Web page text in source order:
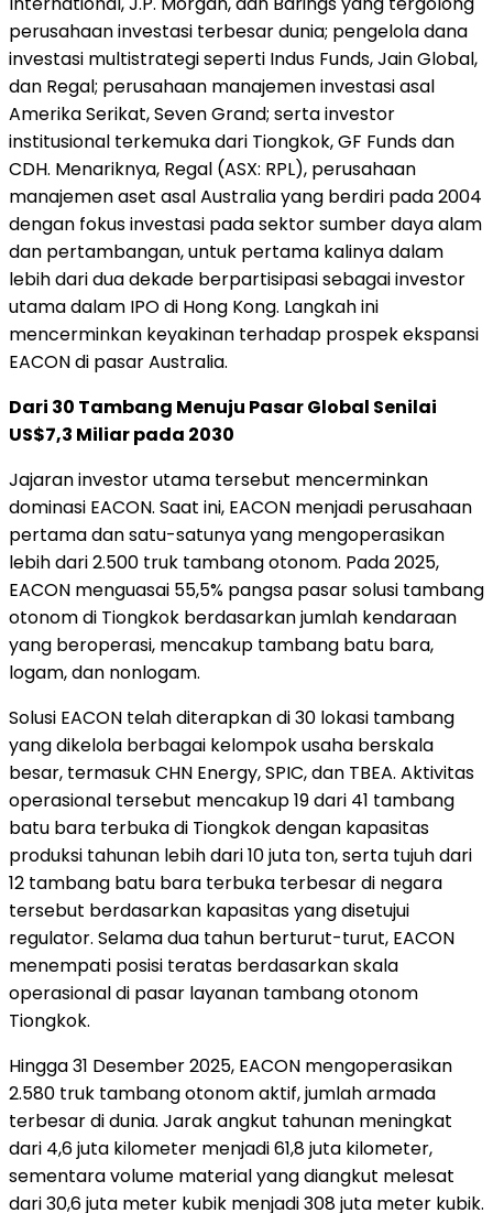
perusahaan investasi terbesar dunia; pengelola dana
investasi multistrategi seperti Indus Funds, Jain Global,
dan Regal; perusahaan manajemen investasi asal
Amerika Serikat, Seven Grand; serta investor
institusional terkemuka dari Tiongkok, GF Funds dan
CDH. Menariknya, Regal (ASX: RPL), perusahaan
manajemen aset asal Australia yang berdiri pada 2004
dengan fokus investasi pada sektor sumber daya alam
dan pertambangan, untuk pertama kalinya dalam
lebih dari dua dekade berpartisipasi sebagai investor
utama dalam IPO di Hong Kong. Langkah ini
mencerminkan keyakinan terhadap prospek ekspansi
EACON di pasar Australia.
Dari 30 Tambang Menuju Pasar Global Senilai
US$7,3 Miliar pada 2030
Jajaran investor utama tersebut mencerminkan
dominasi EACON. Saat ini, EACON menjadi perusahaan
pertama dan satu-satunya yang mengoperasikan
lebih dari 2.500 truk tambang otonom. Pada 2025,
EACON menguasai 55,5% pangsa pasar solusi tambang
otonom di Tiongkok berdasarkan jumlah kendaraan
yang beroperasi, mencakup tambang batu bara,
logam, dan nonlogam.
Solusi EACON telah diterapkan di 30 lokasi tambang
yang dikelola berbagai kelompok usaha berskala
besar, termasuk CHN Energy, SPIC, dan TBEA. Aktivitas
operasional tersebut mencakup 19 dari 41 tambang
batu bara terbuka di Tiongkok dengan kapasitas
produksi tahunan lebih dari 10 juta ton, serta tujuh dari
12 tambang batu bara terbuka terbesar di negara
tersebut berdasarkan kapasitas yang disetujui
regulator. Selama dua tahun berturut-turut, EACON
menempati posisi teratas berdasarkan skala
operasional di pasar layanan tambang otonom
Tiongkok.
Hingga 31 Desember 2025, EACON mengoperasikan
2.580 truk tambang otonom aktif, jumlah armada
terbesar di dunia. Jarak angkut tahunan meningkat
dari 4,6 juta kilometer menjadi 61,8 juta kilometer,
sementara volume material yang diangkut melesat
dari 30,6 juta meter kubik menjadi 308 juta meter kubik.